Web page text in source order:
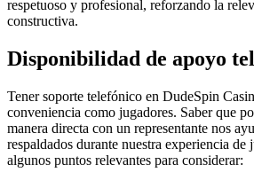
respetuoso y profesional, reforzando la
constructiva.
Disponibilidad de apoyo
Tener soporte telefónico en DudeSpin
conveniencia como jugadores. Saber que
manera directa con un representante nos
respaldados durante nuestra experiencia
algunos puntos relevantes para considerar: